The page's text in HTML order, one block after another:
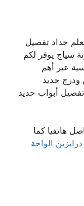
حداد تفصيل
سياج يوفر لكم
عبر أهم
ودرج حديد
أبواب حديد
هاتفيا كما
الواحة